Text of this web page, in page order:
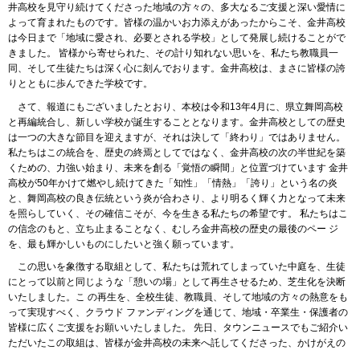
井高校を見守り続けてくださった地域の方々の、多大なるご支援と深い愛情に
よって育まれたものです。皆様の温かいお力添えがあったからこそ、金井高校
は今日まで「地域に愛され、必要とされる学校」として発展し続けることがで
きました。 皆様から寄せられた、その計り知れない思いを、私たち教職員一
同、そして生徒たちは深く心に刻んでおります。金井高校は、まさに皆様の誇
りとともに歩んできた学校です。
さて、報道にもございましたとおり、本校は令和13年4月に、県立舞岡高校
と再編統合し、新しい学校が誕生することとなります。金井高校としての歴史
は一つの大きな節目を迎えますが、それは決して「終わり」ではありません。
私たちはこの統合を、歴史の終焉としてではなく、金井高校の次の半世紀を築
くための、力強い始まり、未来を創る「覚悟の瞬間」と位置づけています 金井
高校が50年かけて燃やし続けてきた「知性」「情熱」「誇り」という名の炎
と、舞岡高校の良き伝統という炎が合わさり、より明るく輝く力となって未来
を照らしていく、その確信こそが、今を生きる私たちの希望です。 私たちはこ
の信念のもと、立ち止まることなく、むしろ金井高校の歴史の最後のペー ジ
を、最も輝かしいものにしたいと強く願っています。
この思いを象徴する取組として、私たちは荒れてしまっていた中庭を、生徒
にとって以前と同じような「憩いの場」として再生させるため、芝生化を決断
いたしました。こ の再生を、全校生徒、教職員、そして地域の方々の熱意をも
って実現すべく、クラウド ファンディングを通じて、地域・卒業生・保護者の
皆様に広くご支援をお願いいたしました。 先日、タウンニュースでもご紹介い
ただいたこの取組は、皆様が金井高校の未来へ託してくださった、かけがえの